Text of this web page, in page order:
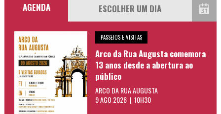
AGENDA
PASSEIOS E VISITAS
Arco da Rua Augusta comemora
13 anos desde a abertura ao
público
ARCO DA RUA AUGUSTA
9 AGO 2026 | 10H30